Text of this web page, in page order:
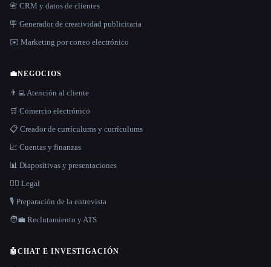
📇 CRM y datos de clientes
🪧 Generador de creatividad publicitaria
✉️ Marketing por correo electrónico
💼NEGOCIOS
👨‍💻 Atención al cliente
🛒 Comercio electrónico
📋 Creador de currículums y currículums
📈 Cuentas y finanzas
📊 Diapositivas y presentaciones
👩‍⚖️ Legal
🎙️ Preparación de la entrevista
🧑‍💼 Reclutamiento y ATS
🤖CHAT E INVESTIGACIÓN